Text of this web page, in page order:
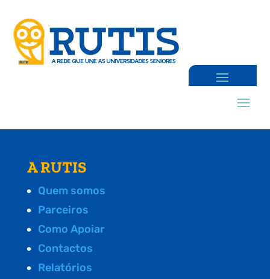
A RUTIS
Quem somos
Parceiros
Como Apoiar
Contactos
Relatórios